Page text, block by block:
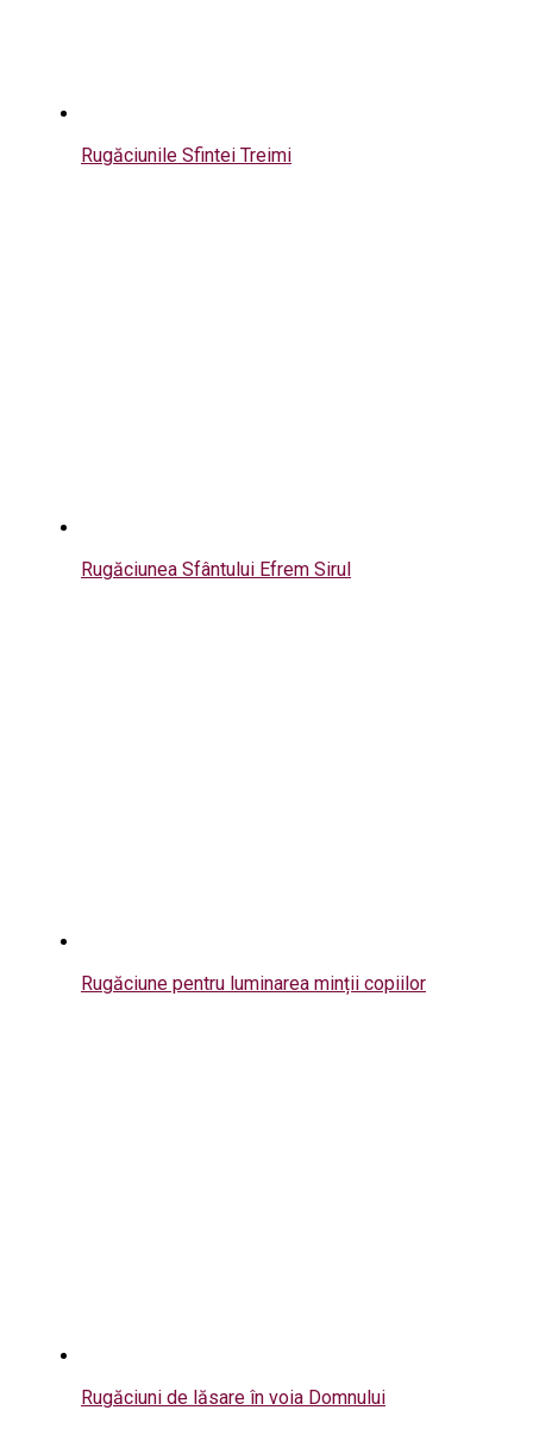
Rugăciunile Sfintei Treimi
Rugăciunea Sfântului Efrem Sirul
Rugăciune pentru luminarea minții copiilor
Rugăciuni de lăsare în voia Domnului